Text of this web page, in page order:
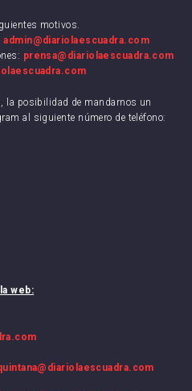
motivos.
admin@diariolaescuadra.com
prensa@diariolaescuadra.com
la posibilidad de mandarnos un
al siguiente número de teléfono:
web: